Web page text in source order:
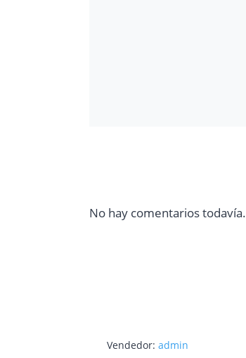
No hay comentarios todavía.
Vendedor: admin